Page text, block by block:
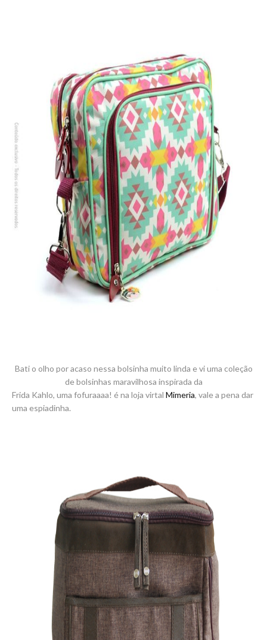
Bati o olho por acaso nessa bolsinha muito linda e vi uma coleção
de bolsinhas maravilhosa inspirada da
Frida Kahlo, uma fofuraaaa! é na loja virtal Mimeria, vale a pena dar
uma espiadinha.